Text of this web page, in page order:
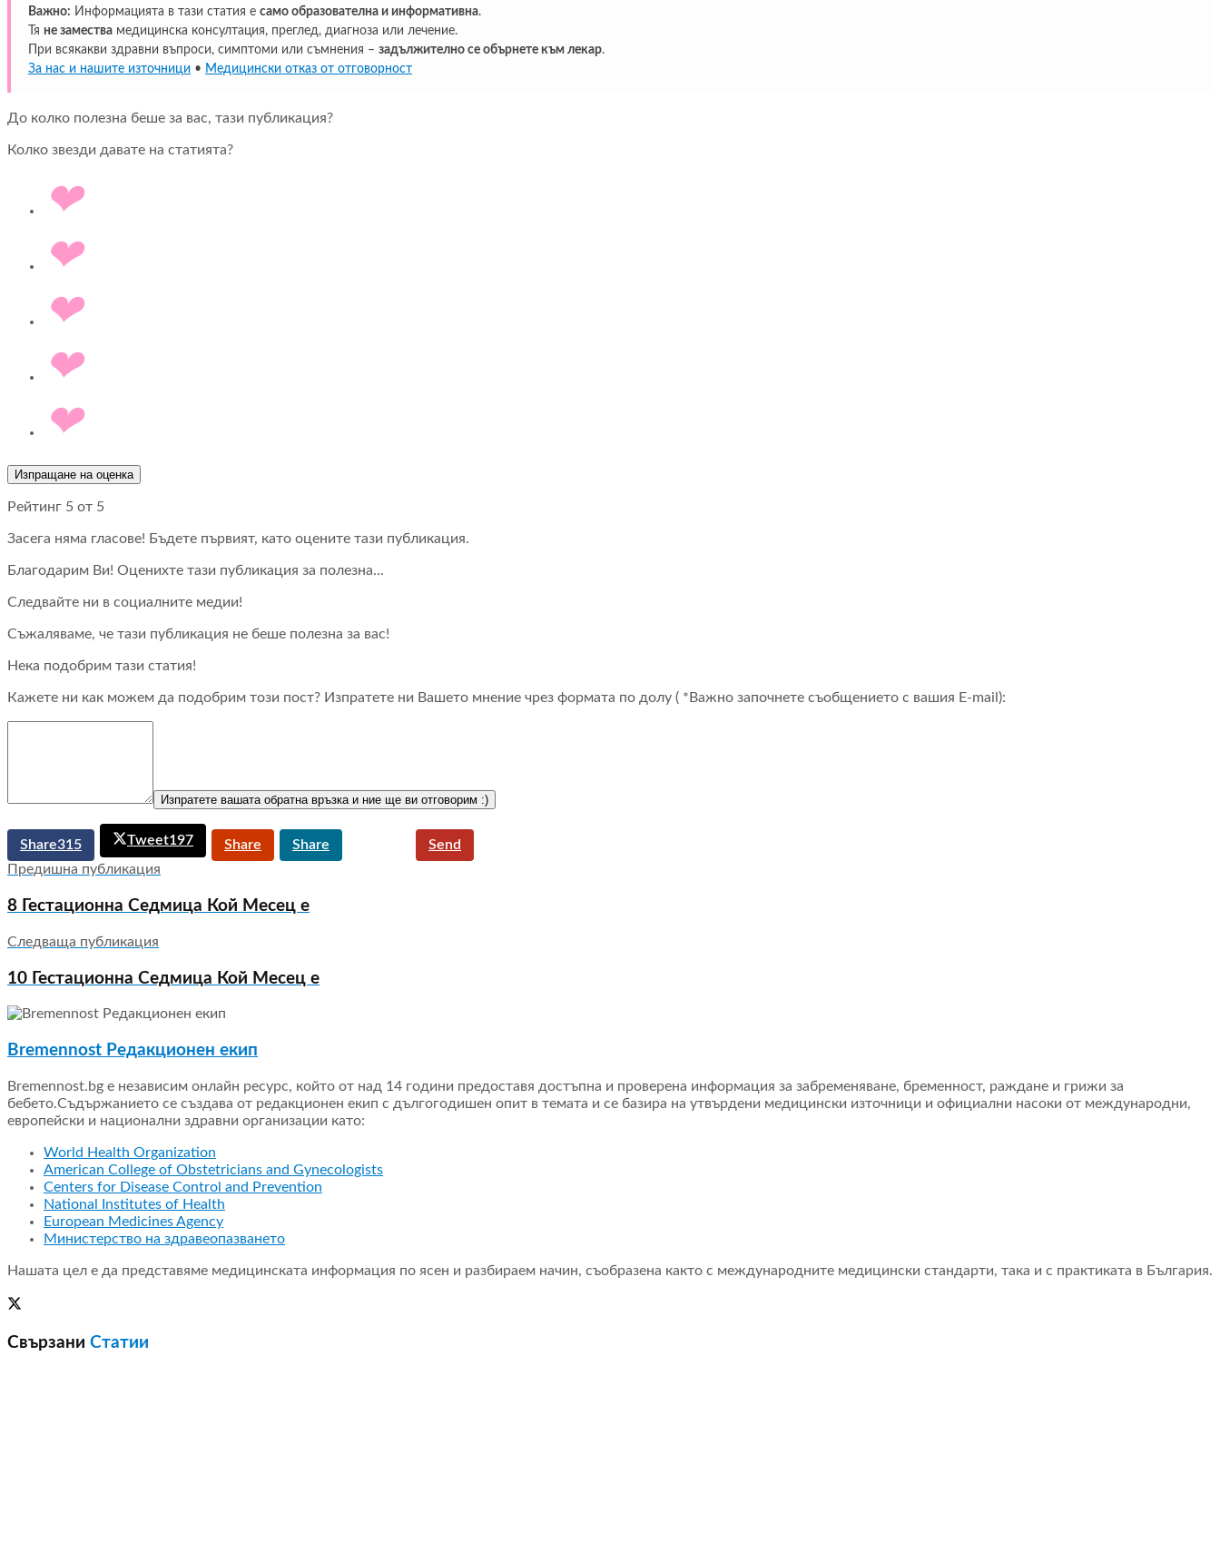
Важно: Информацията в тази статия есамо образователна и информативна.
Тяне замества медицинска консултация, преглед, диагноза или лечение.
При всякакви здравни въпроси, симптоми или съмнения –задължително се обърнете към лекар.
За нас и нашите източници • Медицински отказ от отговорност
До колко полезна беше за вас, тази публикация?
Колко звезди давате на статията?
Изпращане на оценка
Рейтинг 5 от 5
Засега няма гласове! Бъдете първият, като оцените тази публикация.
Благодарим Ви! Оценихте тази публикация за полезна...
Следвайте ни в социалните медии!
Съжаляваме, че тази публикация не беше полезна за вас!
Нека подобрим тази статия!
Кажете ни как можем да подобрим този пост? Изпратете ни Вашето мнение чрез формата по долу ( *Важно започнете съобщението с вашия E-mail):
Изпратете вашата обратна връзка и ние ще ви отговорим :)
Share315 Tweet197 Share Share
Send
Предишна публикация
8 Гестационна Седмица Кой Месец е
Следваща публикация
10 Гестационна Седмица Кой Месец е
Bremennost Редакционен екип
Bremennost.bg е независим онлайн ресурс, който от над 14 години предоставя достъпна и проверена информация за забременяване, бременност, раждане и грижи за
бебето.Съдържанието се създава от редакционен екип с дългогодишен опит в темата и се базира на утвърдени медицински източници и официални насоки от международни,
европейски и национални здравни организации като:
World Health Organization
American College of Obstetricians and Gynecologists
Centers for Disease Control and Prevention
National Institutes of Health
European Medicines Agency
Министерство на здравеопазването
Нашата цел е да представяме медицинската информация по ясен и разбираем начин, съобразена както с международните медицински стандарти, така и с практиката в България.
Свързани Статии